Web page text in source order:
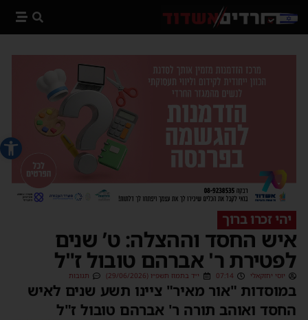
פתח
יהי זכרו ברוך
איש החסד וההצלה: ט’ שנים
לפטירת ר' אברהם טובול ז"ל
יוסי יחזקאלי 07:14 י״ד בתמוז תשפ״ו (29/06/2026) תגובות
במוסדות "אור מאיר" ציינו תשע שנים לאיש
החסד ואוהב תורה ר' אברהם טובול ז"ל